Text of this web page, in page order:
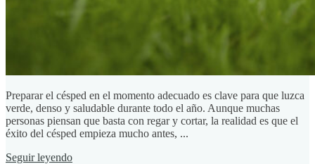
Preparar el césped en el momento adecuado es clave para que luzca
verde, denso y saludable durante todo el año. Aunque muchas
personas piensan que basta con regar y cortar, la realidad es que el
éxito del césped empieza mucho antes, ...
Seguir leyendo